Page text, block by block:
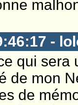
-
qui sera
de mon
de